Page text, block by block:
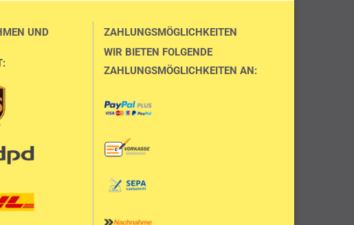
UND
ZAHLUNGSMÖGLICHKEITEN
WIR BIETEN FOLGENDE
ZAHLUNGSMÖGLICHKEITEN AN: